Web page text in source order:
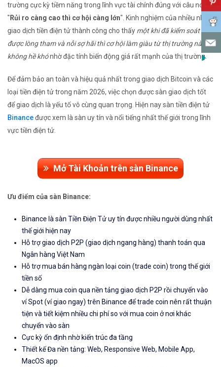
trường cực kỳ tiềm năng trong lĩnh vực tài chính đúng với câu nói
" Rủi ro càng cao thì cơ hội càng lớn". Kinh nghiệm của nhiều nhà
giao dịch tiền điện tử thành công cho thấy một khi đã kiểm soát
được lòng tham và nỗi sợ hãi thì cơ hội làm giàu từ thị trường này là
không hề khónhờ đặc tính biến động giá rất mạnh của thị trường.
Để đảm bảo an toàn và hiệu quả nhất trong giao dịch Bitcoin và các
loại tiền điện tử trong năm 2026, việc chọn được sàn giao dịch tốt
để giao dịch là yếu tố vô cùng quan trọng. Hiện nay sàn tiền điện tử
Binanceđược xem là sàn uy tín và nổi tiếng nhất thế giới trong lĩnh
vực tiền điện tử.
Mở Tài Khoản trên sàn Binance
Ưu điểm của sàn Binance:
Binance là sàn Tiền Điện Tử uy tín được nhiều người dùng nhất
thế giới hiện nay
Hỗ trợ giao dịch P2P (giao dịch ngang hàng) thanh toán qua
Ngân hàng Việt Nam
Hỗ trợ mua bán hàng ngàn loại coin (trade coin) trong thế giới
tiền số
Dễ dàng mua coin qua nền tảng giao dịch P2P rồi chuyển vào
ví Spot (ví giao ngay) trên Binance để trade coin nên rất thuận
tiện và tiết kiệm nhiều chi phí so với mua coin ở nơi khác
chuyển vào sàn
Cực kỳ ổn định nhờ kiến trúc đa tầng
Thiết kế Đa nền tảng: Web, Responsive Web, Mobile App,
MacOS app